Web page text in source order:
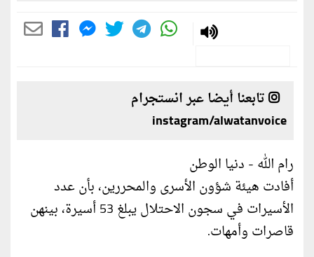
تابعنا أيضا عبر انستجرام
instagram/alwatanvoice
رام الله - دنيا الوطن
أفادت هيئة شؤون الأسرى والمحررين، بأن عدد
الأسيرات في سجون الاحتلال يبلغ 53 أسيرة، بينهن
قاصرات وأمهات.